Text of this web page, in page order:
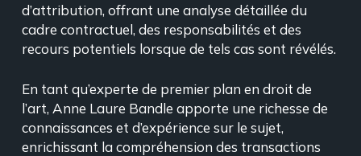
d’attribution, offrant une analyse détaillée du
cadre contractuel, des responsabilités et des
recours potentiels lorsque de tels cas sont révélés.
En tant qu’experte de premier plan en droit de
l’art, Anne Laure Bandle apporte une richesse de
connaissances et d’expérience sur le sujet,
enrichissant la compréhension des transactions